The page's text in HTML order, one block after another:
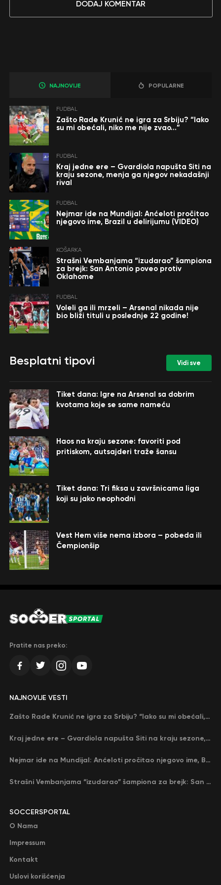
DODAJ KOMENTAR
NAJNOVIJE POPULARNE
FUDBAL
Zašto Rade Krunić ne igra za Srbiju? “Iako
su mi obećali, niko me nije zvao…”
FUDBAL
Kraj jedne ere – Gvardiola napušta Siti na
kraju sezone, menja ga njegov nekadašnji
rival
FUDBAL
Nejmar ide na Mundijal: Anćeloti pročitao
njegovo ime, Brazil u delirijumu (VIDEO)
KOŠARKA
Strašni Vembanjama “izudarao” šampiona
za brejk: San Antonio poveo protiv
Oklahome
FUDBAL
Voleli ga ili mrzeli – Arsenal nikada nije
bio bliži tituli u poslednje 22 godine!
Besplatni tipovi Vidi sve
Tiket dana: Igre na Arsenal sa dobrim
kvotama koje se same nameću
Haos na kraju sezone: favoriti pod
pritiskom, autsajderi traže šansu
Tiket dana: Tri fiksa u završnicama liga
koji su jako neophodni
Vest Hem više nema izbora – pobeda ili
Čempionšip
Pratite nas preko:
SOCCERSPORTAL
O Nama
Impressum
Kontakt
Uslovi korišćenja
NAJNOVIJE VESTI
Zašto Rade Krunić ne igra za Srbiju? “Iako su mi obećali, niko me nije zvao…”
Kraj jedne ere – Gvardiola napušta Siti na kraju sezone, menja ga njegov nekadašnji rival
Nejmar ide na Mundijal: Anćeloti pročitao njegovo ime, Brazil u delirijumu (VIDEO)
Strašni Vembanjama “izudarao” šampiona za brejk: San Antonio poveo protiv Oklahome